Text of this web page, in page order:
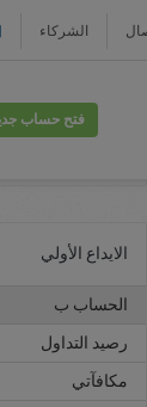
الشركاء
فتح حساب
افتح
الايداع الأولي
الحساب ب
رصيد التداول
مكافآتي